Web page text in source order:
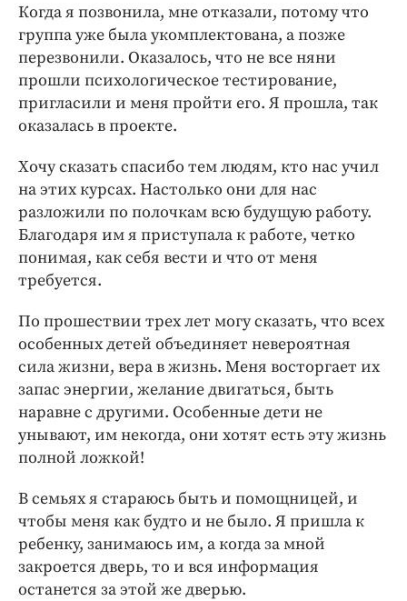
Когда я позвонила, мне отказали, потому что
группа уже была укомплектована, а позже
перезвонили. Оказалось, что не все няни
прошли психологическое тестирование,
пригласили и меня пройти его. Я прошла, так
оказалась в проекте.
Хочу сказать спасибо тем людям, кто нас учил
на этих курсах. Настолько они для нас
разложили по полочкам всю будущую работу.
Благодаря им я приступала к работе, четко
понимая, как себя вести и что от меня
требуется.
По прошествии трех лет могу сказать, что всех
особенных детей объединяет невероятная
сила жизни, вера в жизнь. Меня восторгает их
запас энергии, желание двигаться, быть
наравне с другими. Особенные дети не
унывают, им некогда, они хотят есть эту жизнь
полной ложкой!
В семьях я стараюсь быть и помощницей, и
чтобы меня как будто и не было. Я пришла к
ребенку, занимаюсь им, а когда за мной
закроется дверь, то и вся информация
останется за этой же дверью.